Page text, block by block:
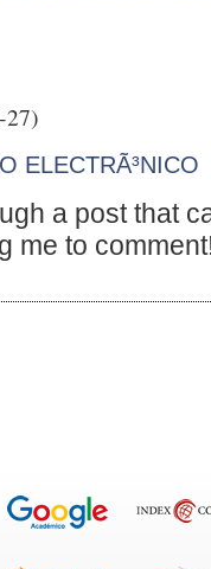
27)
ELECTRÃ³NICO
a post that
me to